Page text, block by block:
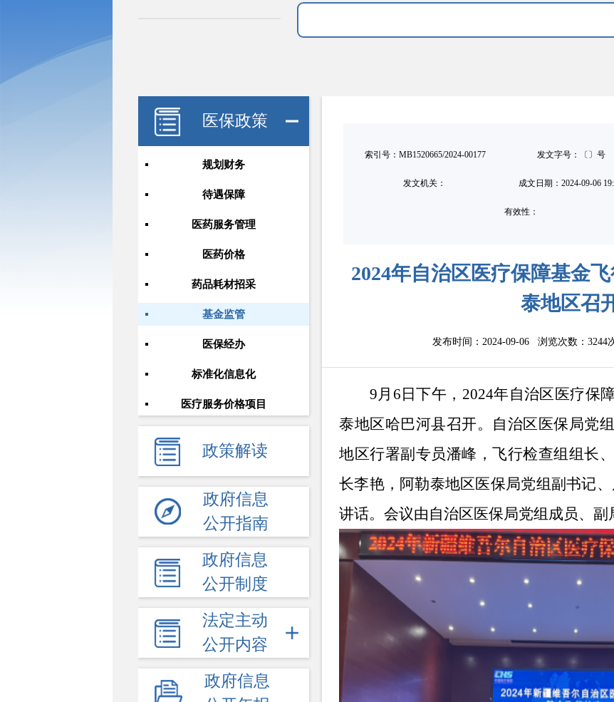
医保政策
规划财务
待遇保障
医药服务管理
医药价格
药品耗材招采
基金监管
医保经办
标准化信息化
医疗服务价格项目
政策解读
政府信息
公开指南
政府信息
公开制度
法定主动
公开内容
政府信息
索引号：MB1520665/2024-00177 发文字号：〔〕号
发文机关： 成文日期：2024-09-06
有效性：
2024年自治区医疗保障基金
泰地区召
发布时间：2024-09-06 浏览次数：3244
9月 6 日下午， 2024年自治区医疗保
泰地区哈巴河县召开。 自治区医保局党
地区行署副专员潘峰，飞行检查组组长、
长李艳，阿勒泰地区医保局党组副书记
讲话。会议由自治区医保局党组成员、副